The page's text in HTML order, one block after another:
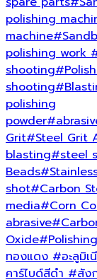
polishing
machine
polishing work
shooting#Polish
shooting
polishing
powder
Grit#Steel Grit
blasting#steel
Beads
shot#Carbon
media#Corn
abrasive
Oxide
ทองแดง #อะลูมิเ
คาร์ไบด์สีดำ #สัง